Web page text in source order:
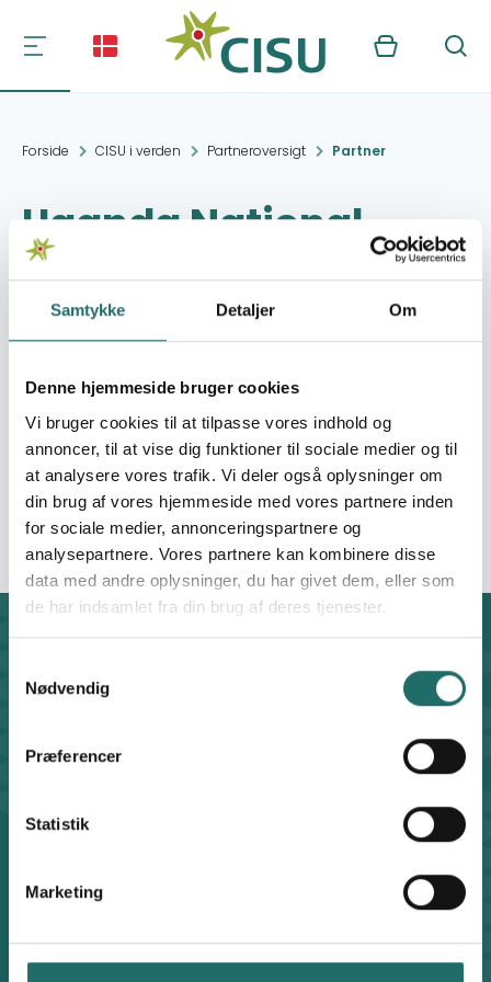
Samtykke Detaljer Om
Denne hjemmeside bruger cookies
Vi bruger cookies til at tilpasse vores indhold og
annoncer, til at vise dig funktioner til sociale medier og til
at analysere vores trafik. Vi deler også oplysninger om
din brug af vores hjemmeside med vores partnere inden
for sociale medier, annonceringspartnere og
analysepartnere. Vores partnere kan kombinere disse
data med andre oplysninger, du har givet dem, eller som
de har indsamlet fra din brug af deres tjenester.
Nødvendig
Præferencer
Statistik
Marketing
Kurv Søg
Forside CISU i verden Partneroversigt Partner
Uganda National
Action on Physical
Disablility (UNAPD)
Kontakt:
PMB TUC Post Office,
Organisation:
Dansk Handicap
Forbund
Klosterport 4x, 8000 Aarhus
8612 0342
Facebook
Find medarbejder
Adfærdskodeks
Indgiv en klage